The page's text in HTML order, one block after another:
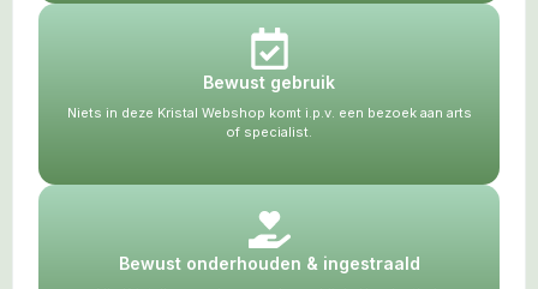
Bewust gebruik
Niets in deze Kristal Webshop komt i.p.v. een bezoek aan arts
of specialist.
Bewust onderhouden & ingestraald